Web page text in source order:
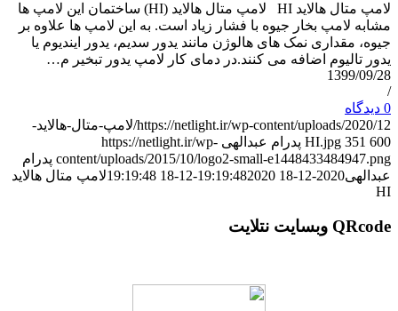
لامپ متال هالاید HI لامپ متال هالاید (HI) ساختمان این لامپ ها
مشابه لامپ بخار جیوه با فشار زیاد است. به این لامپ ها علاوه بر
جیوه، مقداری نمک های هالوژن مانند یدور سدیم، یدور ایندیوم یا
یدور تالیوم اضافه می کنند.در دمای کار لامپ یدور تبخیر م…
1399/09/28
/
0 دیدگاه
https://netlight.ir/wp-content/uploads/2020/12/لامپ-متال-هالاید-
HI.jpg 351 600 پدرام عبدالهی https://netlight.ir/wp-
content/uploads/2015/10/logo2-small-e1448433484947.png پدرام
عبدالهی2020-12-18 19:19:48
2020-12-18 19:19:48
لامپ متال هالاید
HI
QRcode وبسایت نتلایت